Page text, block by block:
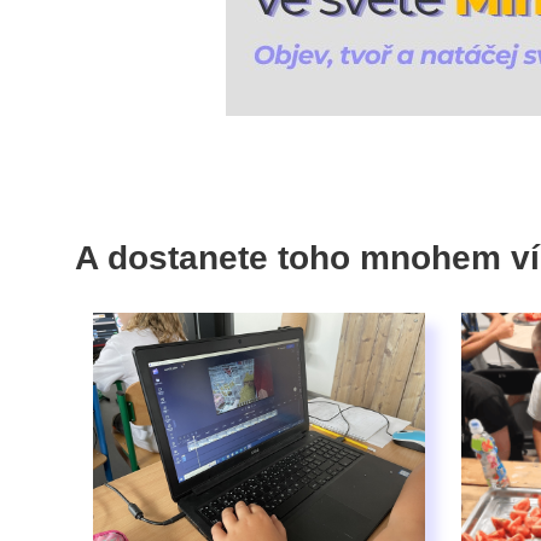
A dostanete toho mnohem